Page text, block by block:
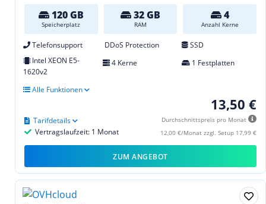
120 GB
Speicherplatz
32 GB
RAM
4
Anzahl Kerne
Telefonsupport DDoS Protection
SSD
Intel XEON E5-
1620v2
4 Kerne 1 Festplatten
Alle Funktionen
13,50 €
Durchschnittspreis pro Monat
12,00 €/Monat zzgl. Setup 17,99 €
Vertragslaufzeit: 1 Monat
Tarifdetails
ZUM ANGEBOT